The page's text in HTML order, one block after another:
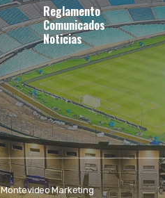
Reglamento
Comunicados
Noticias
Montevideo Marketing